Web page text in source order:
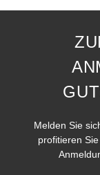
Melden Sie
profitieren